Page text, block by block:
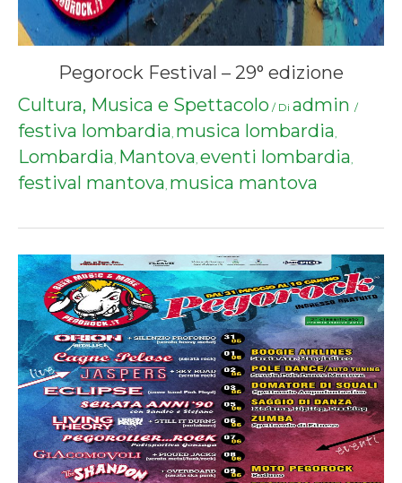
Pegorock Festival – 29° edizione
Cultura, Musica e Spettacolo / Di admin /
festiva lombardia, musica lombardia,
Lombardia, Mantova, eventi lombardia,
festival mantova, musica mantova